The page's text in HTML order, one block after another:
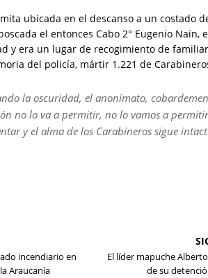
ubicada en el descanso a un costado
el entonces Cabo 2° Eugenio Nain,
y era un lugar de recogimiento de
del policía, mártir 1.221 de
la oscuridad, el anonimato,
no lo va a permitir, no lo vamos a
y el alma de los Carabineros sigue
incendiario en
Araucanía
El líder mapuche
de su